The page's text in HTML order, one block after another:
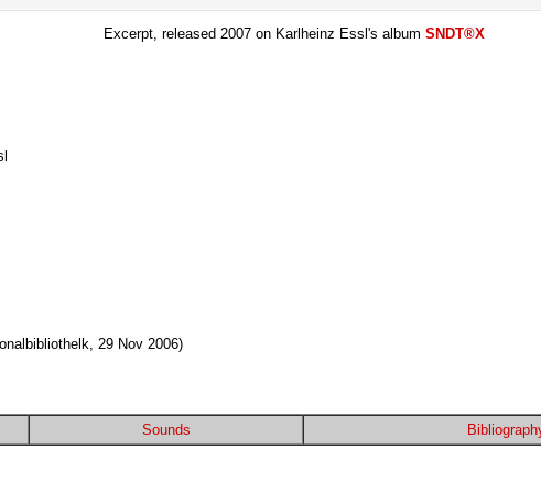
Excerpt, released 2007 on Karlheinz Essl's album SNDT®X
29 Nov 2006)
Sounds